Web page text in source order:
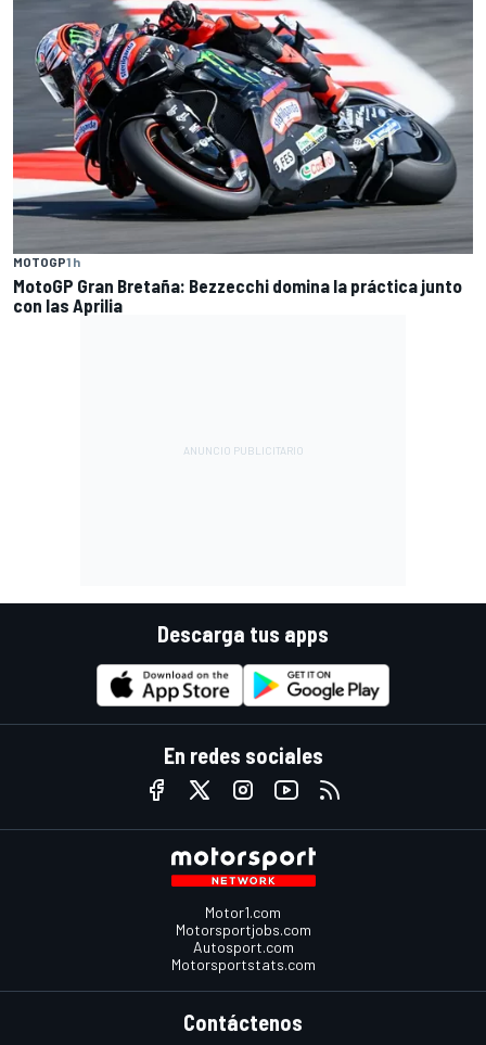
MOTOGP1 h
MotoGP Gran Bretaña: Bezzecchi domina la práctica junto
con las Aprilia
Descarga tus apps
En redes sociales
Motor1.com
Motorsportjobs.com
Autosport.com
Motorsportstats.com
Contáctenos